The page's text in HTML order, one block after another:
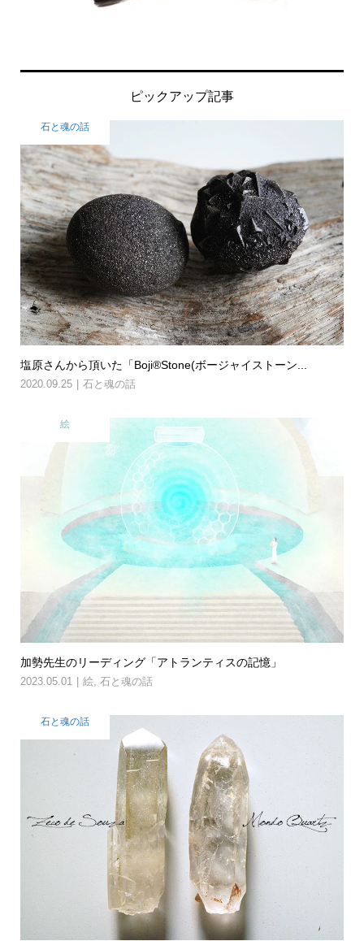
ピックアップ記事
石と魂の話
塩原さんから頂いた「Boji®Stone(ボージャイストーン...
2020.09.25 石と魂の話
絵
加勢先生のリーディング「アトランティスの記憶」
2023.05.01 絵, 石と魂の話
石と魂の話